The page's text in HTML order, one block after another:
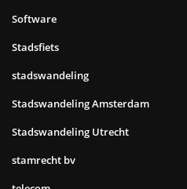
Software
Stadsfiets
stadswandeling
Stadswandeling Amsterdam
Stadswandeling Utrecht
stamrecht bv